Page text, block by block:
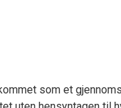
som et